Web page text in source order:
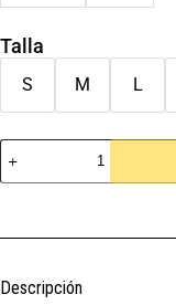
Talla
S M L
Descripción